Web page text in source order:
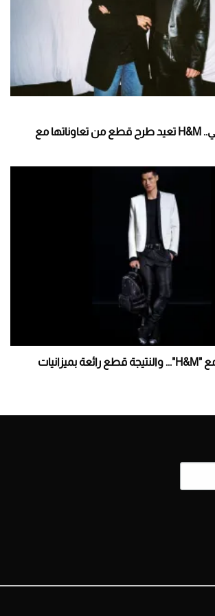
احتفالاً بعقدها الثاني.. H&M تعيد طرح قطع من تعاوناتها مع
"Balmain" تتعاون مع "H&M"... والنتيجة قطع رائعة بميزانيات